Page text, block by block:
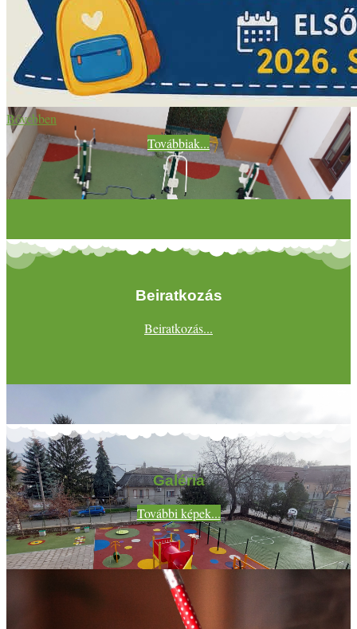
Bővebben
Továbbiak...
Beiratkozás
Beiratkozás...
Galéria
További képek...